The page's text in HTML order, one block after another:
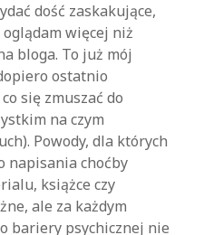
dość zaskakujące,
więcej niż
bloga. To już mój
ostatnio
się zmuszać do
na czym
Powody, dla których
napisania choćby
książce czy
ale za każdym
bariery psychicznej nie